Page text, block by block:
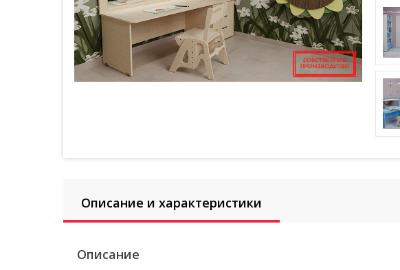
Описание и характеристики
Описание